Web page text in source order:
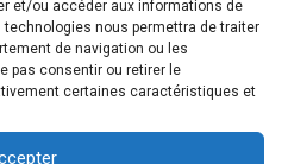
et/ou accéder aux informations de
technologies nous permettra de traiter
de navigation ou les
pas consentir ou retirer le
certaines caractéristiques et
POUR PRENDRE LES
CLINIQUES